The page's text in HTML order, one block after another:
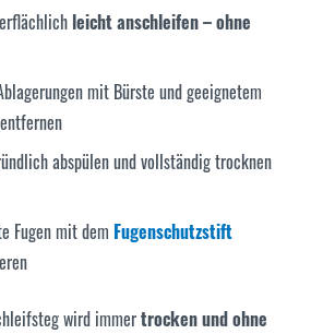
leicht anschleifen – ohne
mit Bürste und geeignetem
abspülen und vollständig trocknen
Fugen mit dem Fugenschutzstift
wird immertrocken und ohne